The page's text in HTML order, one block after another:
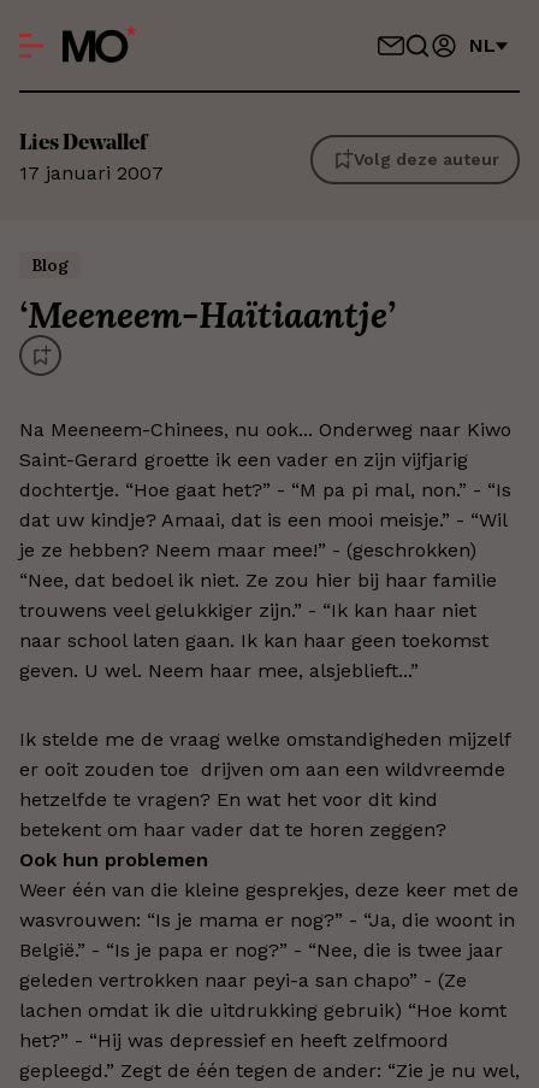
NL
LiesDewallef
17 januari 2007
Volg deze auteur
Blog
‘Meeneem-Haïtiaantje’
Na Meeneem-Chinees, nu ook... Onderweg naar Kiwo
Saint-Gerard groette ik een vader en zijn vijfjarig
dochtertje. “Hoe gaat het?” - “M pa pi mal, non.” - “Is
dat uw kindje? Amaai, dat is een mooi meisje.” - “Wil
je ze hebben? Neem maar mee!” - (geschrokken)
“Nee, dat bedoel ik niet. Ze zou hier bij haar familie
trouwens veel gelukkiger zijn.” - “Ik kan haar niet
naar school laten gaan. Ik kan haar geen toekomst
geven. U wel. Neem haar mee, alsjeblieft...”
Ik stelde me de vraag welke omstandigheden mijzelf
er ooit zouden toe drijven om aan een wildvreemde
hetzelfde te vragen? En wat het voor dit kind
betekent om haar vader dat te horen zeggen?
Ook hun problemen
Weer één van die kleine gesprekjes, deze keer met de
wasvrouwen: “Is je mama er nog?” - “Ja, die woont in
België.” - “Is je papa er nog?” - “Nee, die is twee jaar
geleden vertrokken naar peyi-a san chapo” - (Ze
lachen omdat ik die uitdrukking gebruik) “Hoe komt
het?” - “Hij was depressief en heeft zelfmoord
gepleegd.” Zegt de één tegen de ander: “Zie je nu wel,